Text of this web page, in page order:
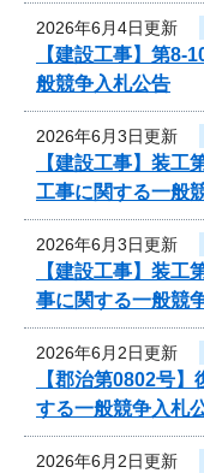
2026年6月4日更新
【建設工事】第8-
般競争入札公告
2026年6月3日更新
【建設工事】装工
工事に関する一般
2026年6月3日更新
【建設工事】装工
事に関する一般競
2026年6月2日更新
【郡治第0802号
する一般競争入札
2026年6月2日更新